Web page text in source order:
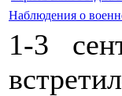
Наблюдения о
1-3